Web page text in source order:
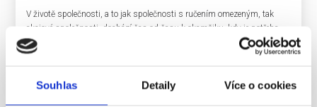
Souhlas Detaily Více o cookies
V životě společnosti, a to jak společnosti s ručením omezeným, tak
akciové společnosti, dochází čas od času k okamžiku, kdy je potřeba
nějak její podnikatelskou činnost uzavřít a společnost zrušit.